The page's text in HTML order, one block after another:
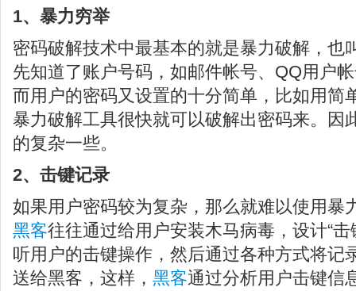
1、暴力穷举
密码破解技术中最基本的就是暴力破解，也
先知道了账户号码，如邮件帐号、QQ用户
而用户的密码又设置的十分简单，比如用简
暴力破解工具很快就可以破解出密码来。因
的复杂一些。
2、击键记录
如果用户密码较为复杂，那么就难以使用暴
黑客往往通过给用户安装木马病毒，设计“
听用户的击键操作，然后通过各种方式将记
送给黑客，这样， 黑客通过分析用户击键信